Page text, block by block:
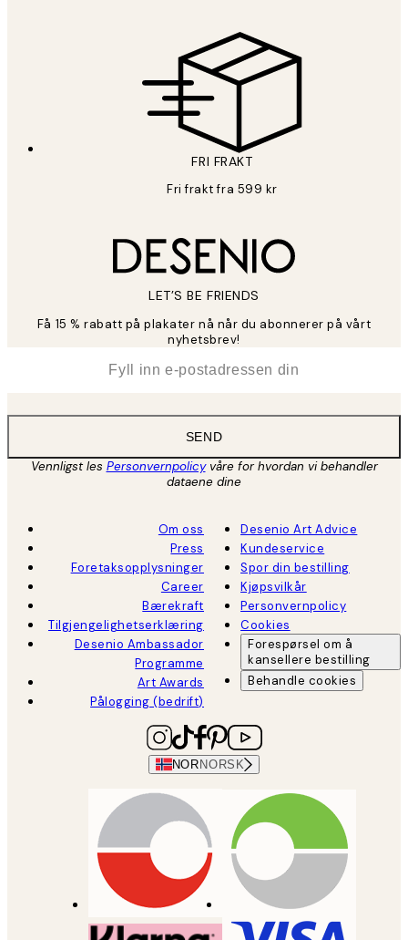
FRI FRAKT
Fri frakt fra 599 kr
LET’S BE FRIENDS
Få 15 % rabatt på plakater nå når du abonnerer på vårt
nyhetsbrev!
SEND
Vennligst les Personvernpolicyvåre for hvordan vi behandler
dataene dine
Om oss
Press
Foretaksopplysninger
Career
Bærekraft
Tilgjengelighetserklæring
Desenio Ambassador
Programme
Art Awards
Pålogging (bedrift)
Desenio Art Advice
Kundeservice
Spor din bestilling
Kjøpsvilkår
Personvernpolicy
Cookies
Forespørsel om å
kansellere bestilling
Behandle cookies
NOR NORSK